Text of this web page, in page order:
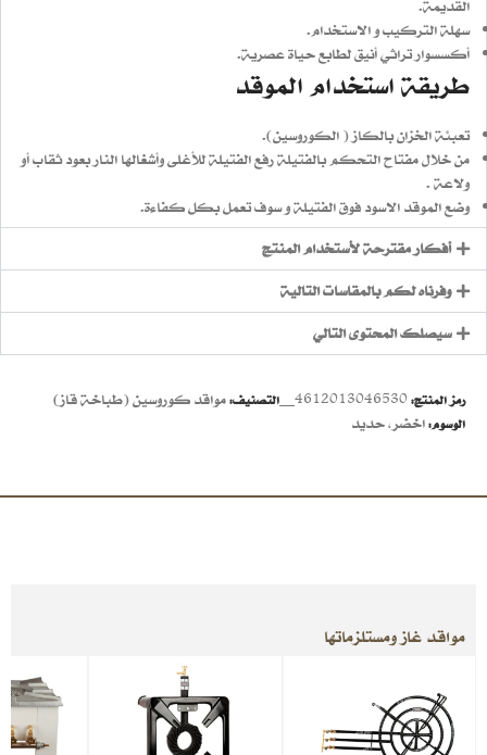
القديمة.
سهلة التركيب و الاستخدام.
أكسسوار تراثي أنيق لطابع حياة عصرية.
طريقة استخدام الموقد
تعبئة الخزان بالكاز ( الكوروسين).
من خلال مفتاح التحكم بالفتيلة رفع الفتيلة للأغلى وأشغالها النار بعود ثقاب أو
ولاعة .
وضع الموقد الاسود فوق الفتيلة و سوف تعمل بكل كفاءة.
أفكار مقترحة لأستخدام المنتج
وفرناه لكم بالمقاسات التالية
سيصلك المحتوى التالي
رمز المنتج: 4612013046530__ التصنيف:مواقد كوروسين (طباخة قاز)
الوسوم:اخضر,حديد
مواقد غاز ومستلزماتها